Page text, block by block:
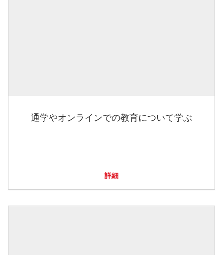
通学やオンラインでの教育について学ぶ
詳細